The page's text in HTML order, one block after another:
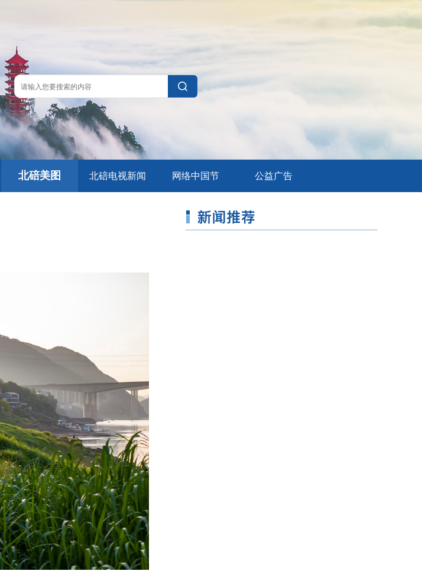
北碚美图 北碚电视新闻 网络中国节 公益广告